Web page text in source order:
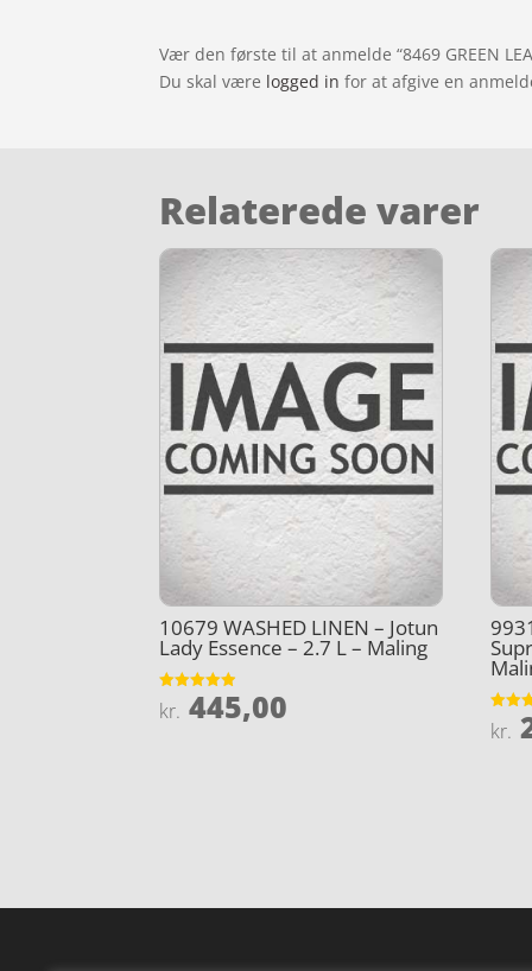
Vær den første til at anmelde “8469 GREEN
Du skal være logged in for at afgive en
Relaterede varer
10679 WASHED LINEN – Jotun
Lady Essence – 2.7 L – Maling
Vurderet
4.9
kr. 445,00
4.4
kr.